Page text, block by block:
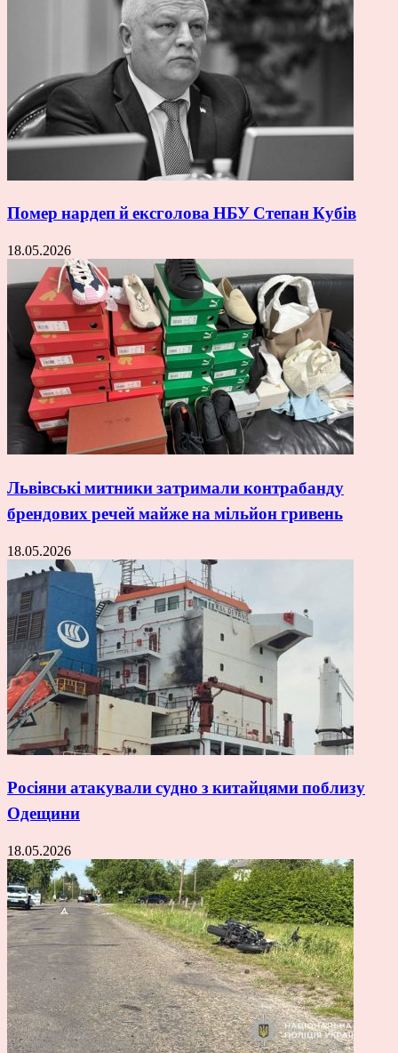
Помер нардеп й ексголова НБУ Степан Кубів
18.05.2026
Львівські митники затримали контрабанду
брендових речей майже на мільйон гривень
18.05.2026
Росіяни атакували судно з китайцями поблизу
Одещини
18.05.2026